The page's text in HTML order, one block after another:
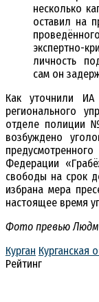
несколько
оставил на
экспертно-
личность
сам он
Как уточнили ИА
регионального
отделе полиции
возбуждено
Федерации
свободы на срок
избрана мера
настоящее время
Фото превью
Курган Курганская
Рейтинг